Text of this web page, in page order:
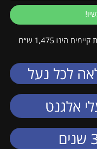
לכל נעל
אלגנט